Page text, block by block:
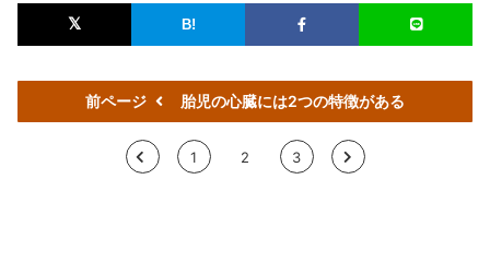
前ページ 胎児の心臓には2つの特徴がある
< 1 2 3 >